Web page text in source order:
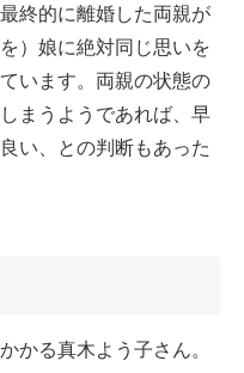
終的に離婚した両親が
）娘に絶対同じ思いを
います。両親の状態の
まうようであれば、早
い、との判断もあった
かる真木よう子さん。